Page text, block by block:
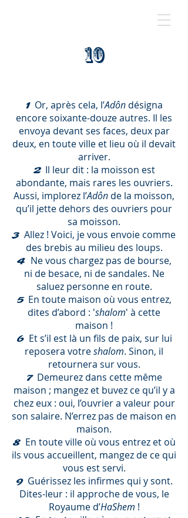
10
1 Or, après cela, l’Adôn désigna
encore soixante-douze autres. Il les
envoya devant ses faces, deux par
deux, en toute ville et lieu où il devait
arriver.
2 Il leur dit : la moisson est
abondante, mais rares les ouvriers.
Aussi, implorez l’Adôn de la moisson,
qu’il jette dehors des ouvriers pour
sa moisson.
3 Allez ! Voici, je vous envoie comme
des brebis au milieu des loups.
4 Ne vous chargez pas de bourse,
ni de besace, ni de sandales. Ne
saluez personne en route.
5 En toute maison où vous entrez,
dites d’abord : 'shalom' à cette
maison !
6 Et s’il est là un fils de paix, sur lui
reposera votreshalom. Sinon, il
retournera sur vous.
7 Demeurez dans cette même
maison ; mangez et buvez ce qu’il y a
chez eux : oui, l’ouvrier a valeur pour
son salaire. N’errez pas de maison en
maison.
8 En toute ville où vous entrez et où
ils vous accueillent, mangez de ce qui
vous est servi.
9 Guérissez les infirmes qui y sont.
Dites-leur : il approche de vous, le
Royaume d’HaShem !